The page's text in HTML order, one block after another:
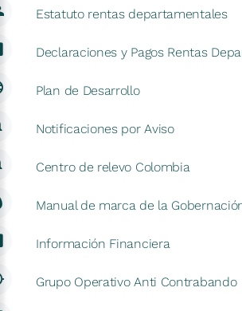
Estatuto rentas departamentales
Declaraciones y Pagos Rentas
Plan de Desarrollo
Notificaciones por Aviso
Centro de relevo Colombia
Manual de marca de la
Información Financiera
Grupo Operativo Anti Contrabando